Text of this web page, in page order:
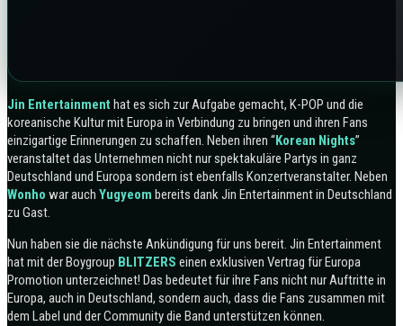
Jin Entertainment hat es sich zur Aufgabe gemacht, K-POP und die
koreanische Kultur mit Europa in Verbindung zu bringen und ihren Fans
einzigartige Erinnerungen zu schaffen. Neben ihren “Korean Nights”
veranstaltet das Unternehmen nicht nur spektakuläre Partys in ganz
Deutschland und Europa sondern ist ebenfalls Konzertveranstalter. Neben
Wonho war auch Yugyeom bereits dank Jin Entertainment in Deutschland
zu Gast.
Nun haben sie die nächste Ankündigung für uns bereit. Jin Entertainment
hat mit der Boygroup BLITZERS einen exklusiven Vertrag für Europa
Promotion unterzeichnet! Das bedeutet für ihre Fans nicht nur Auftritte in
Europa, auch in Deutschland, sondern auch, dass die Fans zusammen mit
dem Label und der Community die Band unterstützen können.